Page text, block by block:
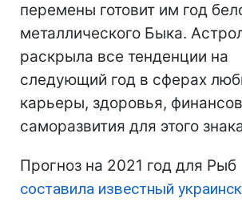
перемены готовит им год
металлического Быка.
раскрыла все тенденции на
следующий год в сферах
карьеры, здоровья,
саморазвития для этого
Прогноз на 2021 год для Рыб
составила известный